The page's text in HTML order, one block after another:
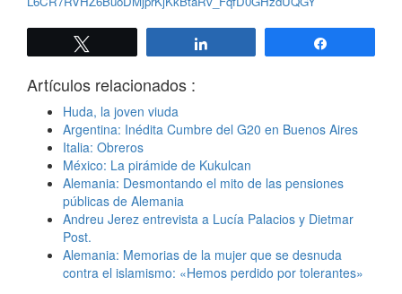
Artículos relacionados :
Huda, la joven viuda
Argentina: Inédita Cumbre del G20 en Buenos Aires
Italia: Obreros
México: La pirámide de Kukulcan
Alemania: Desmontando el mito de las pensiones
públicas de Alemania
Andreu Jerez entrevista a Lucía Palacios y Dietmar
Post.
Alemania: Memorias de la mujer que se desnuda
contra el islamismo: «Hemos perdido por tolerantes»